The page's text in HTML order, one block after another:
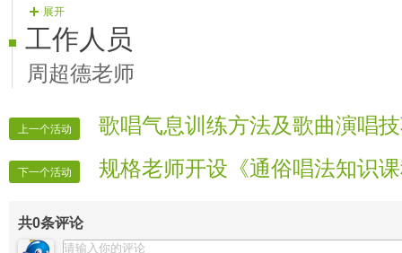
展开
工作人员
周超德老师
上一个活动 歌唱气息训练方法及歌曲演唱
下一个活动 规格老师开设《通俗唱法知识
共0条评论